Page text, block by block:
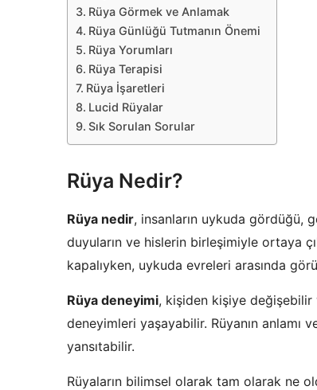
Rüya Görmek ve Anlamak
Rüya Günlüğü Tutmanın Önemi
Rüya Yorumları
Rüya Terapisi
Rüya İşaretleri
Lucid Rüyalar
Sık Sorulan Sorular
Rüya Nedir?
Rüya nedir, insanların uykuda gördüğü,
duyuların ve hislerin birleşimiyle ortaya
kapalıyken, uykuda evreleri arasında
Rüya deneyimi, kişiden kişiye değişebilir
deneyimleri yaşayabilir. Rüyanın anlamı
yansıtabilir.
Rüyaların bilimsel olarak tam olarak ne